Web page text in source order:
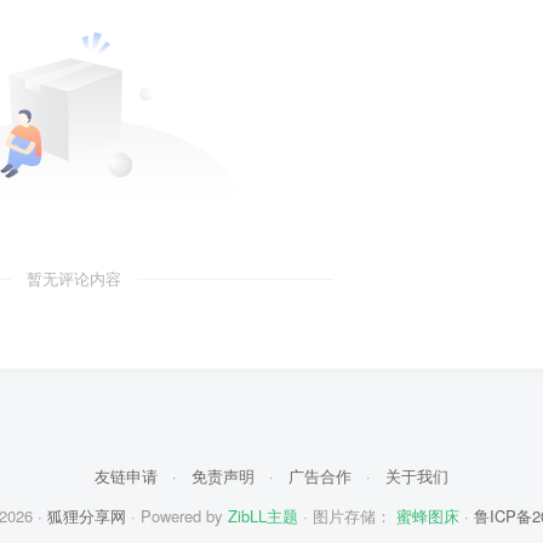
暂无评论内容
友链申请 · 免责声明 · 广告合作 ·
关于我们
· 狐狸分享网 · Powered by ZibLL主题 · 图片存储： 蜜蜂图床 · 鲁ICP备